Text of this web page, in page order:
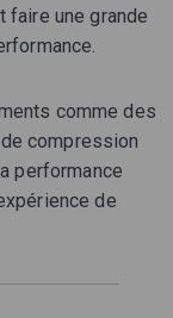
faire une grande
comme des
compression
performance
de